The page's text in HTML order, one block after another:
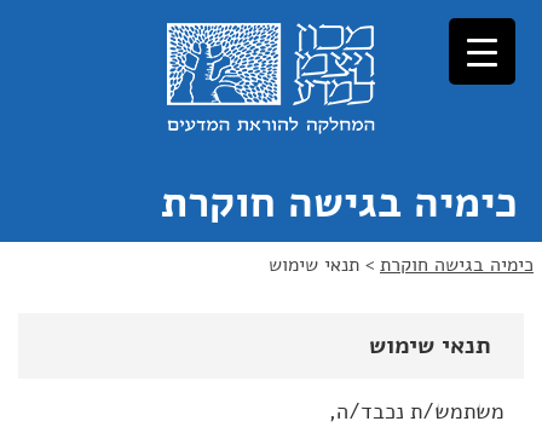
כימיה בגישה חוקרת
כימיה בגישה חוקרת > תנאי שימוש
תנאי שימוש
משתמש/ת נכבד/ה,